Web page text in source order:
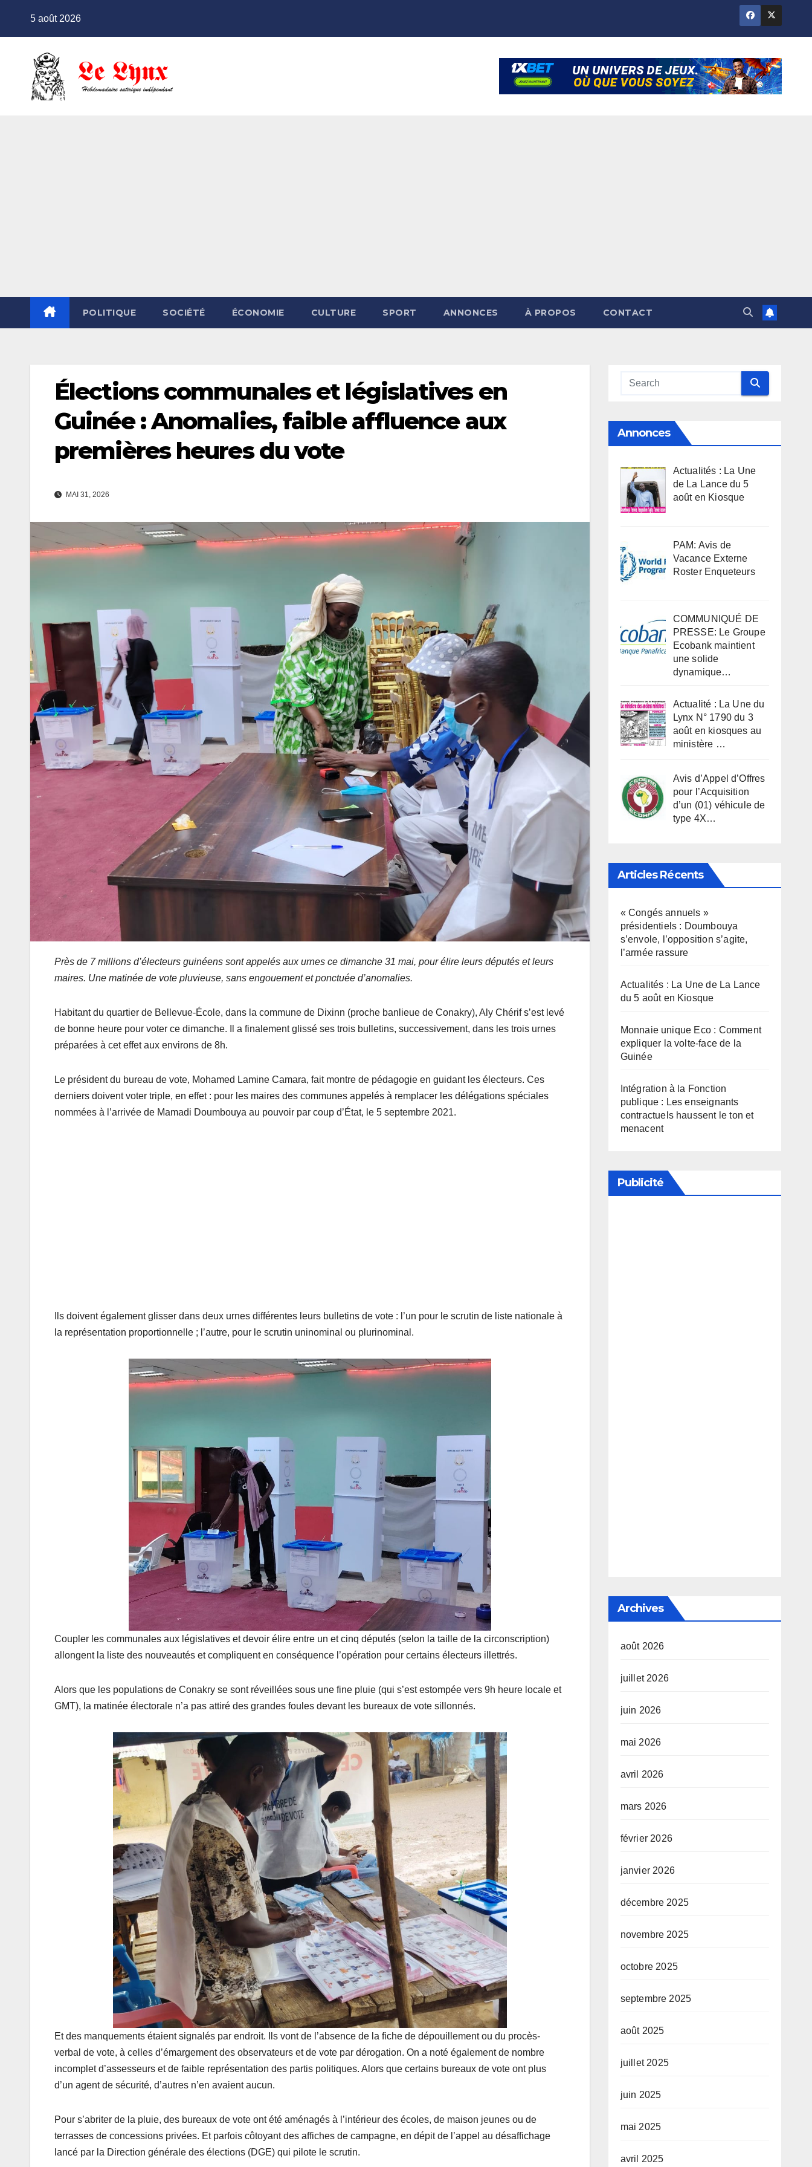
5 août 2026
POLITIQUE SOCIÉTÉ ÉCONOMIE CULTURE SPORT ANNONCES À PROPOS CONTACT
Élections communales et législatives en
Guinée : Anomalies, faible affluence aux
premières heures du vote
MAI 31, 2026
Près de 7 millions d’électeurs guinéens sont appelés aux urnes ce dimanche 31 mai, pour élire leurs députés et leurs
maires. Une matinée de vote pluvieuse, sans engouement et ponctuée d’anomalies.
Habitant du quartier de Bellevue-École, dans la commune de Dixinn (proche banlieue de Conakry), Aly Chérif s’est levé
de bonne heure pour voter ce dimanche. Il a finalement glissé ses trois bulletins, successivement, dans les trois urnes
préparées à cet effet aux environs de 8h.
Le président du bureau de vote, Mohamed Lamine Camara, fait montre de pédagogie en guidant les électeurs. Ces
derniers doivent voter triple, en effet : pour les maires des communes appelés à remplacer les délégations spéciales
nommées à l’arrivée de Mamadi Doumbouya au pouvoir par coup d’État, le 5 septembre 2021.
Ils doivent également glisser dans deux urnes différentes leurs bulletins de vote : l’un pour le scrutin de liste nationale à
la représentation proportionnelle ; l’autre, pour le scrutin uninominal ou plurinominal.
Coupler les communales aux législatives et devoir élire entre un et cinq députés (selon la taille de la circonscription)
allongent la liste des nouveautés et compliquent en conséquence l’opération pour certains électeurs illettrés.
Alors que les populations de Conakry se sont réveillées sous une fine pluie (qui s’est estompée vers 9h heure locale et
GMT), la matinée électorale n’a pas attiré des grandes foules devant les bureaux de vote sillonnés.
Et des manquements étaient signalés par endroit. Ils vont de l’absence de la fiche de dépouillement ou du procès-
verbal de vote, à celles d’émargement des observateurs et de vote par dérogation. On a noté également de nombre
incomplet d’assesseurs et de faible représentation des partis politiques. Alors que certains bureaux de vote ont plus
d’un agent de sécurité, d’autres n’en avaient aucun.
Pour s’abriter de la pluie, des bureaux de vote ont été aménagés à l’intérieur des écoles, de maison jeunes ou de
terrasses de concessions privées. Et parfois côtoyant des affiches de campagne, en dépit de l’appel au désaffichage
lancé par la Direction générale des élections (DGE) qui pilote le scrutin.
Annonces
Actualités : La Une
de La Lance du 5
août en Kiosque
PAM: Avis de
Vacance Externe
Roster Enqueteurs
COMMUNIQUÉ DE
PRESSE: Le Groupe
Ecobank maintient
une solide
dynamique…
Actualité : La Une du
Lynx N° 1790 du 3
août en kiosques au
ministère …
Avis d’Appel d’Offres
pour l’Acquisition
d’un (01) véhicule de
type 4X…
Articles Récents
« Congés annuels »
présidentiels : Doumbouya
s’envole, l’opposition s’agite,
l’armée rassure
Actualités : La Une de La Lance
du 5 août en Kiosque
Monnaie unique Eco : Comment
expliquer la volte-face de la
Guinée
Intégration à la Fonction
publique : Les enseignants
contractuels haussent le ton et
menacent
Publicité
Archives
août 2026
juillet 2026
juin 2026
mai 2026
avril 2026
mars 2026
février 2026
janvier 2026
décembre 2025
novembre 2025
octobre 2025
septembre 2025
août 2025
juillet 2025
juin 2025
mai 2025
avril 2025